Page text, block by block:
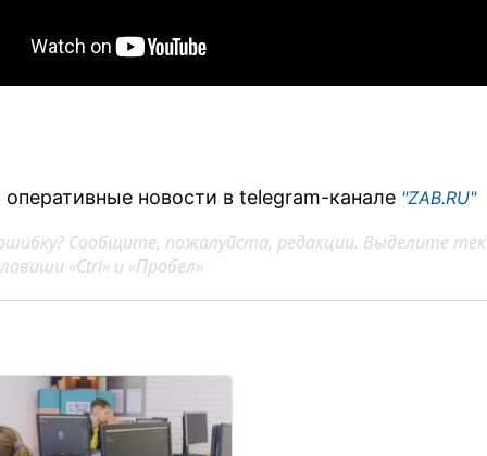
новости в telegram-канале "ZAB.RU"
Сообщите, пожалуйста, редакции. Выделите
«Ctrl» и «Пробел»